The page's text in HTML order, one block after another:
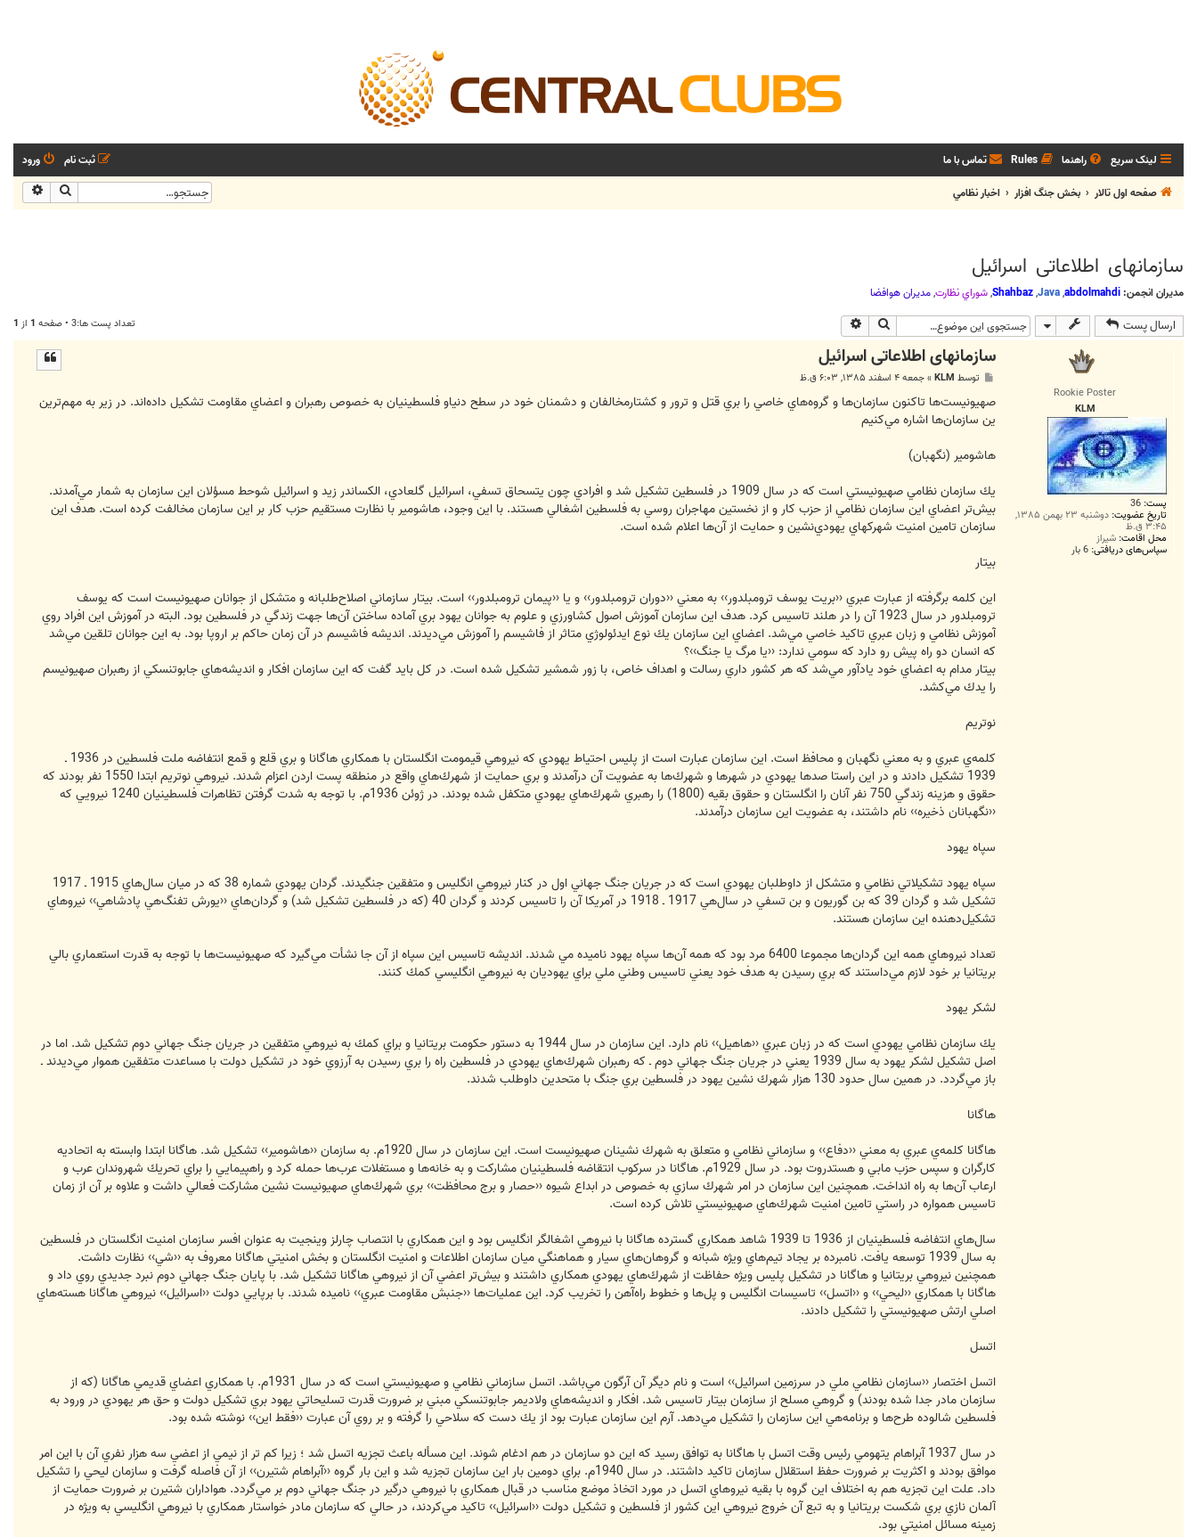
لینک سریع راهنما Rules تماس با ما ورود
ثبت نام
صفحه اول تالار
بخش جنگ افزار اخبار نظامي جستجو
سازمانهای اطلاعاتی اسرائیل
مدیران انجمن: abdolmahdi
,
Java
,
Shahbaz
,شوراي نظارت,مديران هوافضا
ارسال پست جستجو تعداد پست ها:3 • صفحه 1 از 1
Rookie Poster
KLM
پست: 36
تاریخ عضویت: دوشنبه ۲۳ بهمن ۱۳۸۵,
۳:۴۵ ق.ظ
محل اقامت: شيراز
سپاس‌های دریافتی: 6 بار
سازمانهای اطلاعاتی اسرائیل
ت
توسط KLM
»جمعه ۴ اسفند ۱۳۸۵, ۶:۰۳ ق.ظ
صهيونيست‌ها تاكنون سازمان‌ها و گروه‌هاي خاصي را بري قتل و ترور و كشتارمخالفان و دشمنان خود در سطح دنیاو فلسطينيان به خصوص رهبران و اعضاي مقاومت تشكيل داده‌اند. در زير به مهم‌ترين
ين سازمان‌ها اشاره مي‌كنيم
هاشومير (نگهبان)
يك سازمان نظامي صهيونيستي است كه در سال 1909 در فلسطين تشكيل شد و افرادي چون يتسحاق تسفي، اسرائيل گلعادي، الكساندر زيد و اسرائيل شوحط مسؤلان اين سازمان به شمار مي‌آمدند.
بيش‌تر اعضاي اين سازمان نظامي از حزب كار و از نخستين مهاجران روسي به فلسطين اشغالي هستند. با اين وجود، هاشومير با نظارت مستقيم حزب كار بر اين سازمان مخالفت كرده است. هدف اين
سازمان تامين امنيت شهركهاي‌ يهودي‌نشين و حمايت از آن‌ها اعلام شده است.
بيتار
اين كلمه برگرفته از عبارت عبري ‹‹بريت يوسف ترومبلدور›› به معني ‹‹دوران ترومبلدور›› و يا ‹‹پيمان ترومبلدور›› است. بيتار سازماني اصلاح‌طلبانه و متشكل از جوانان صهيونيست است كه يوسف
ترومبلدور در سال 1923 آن را در هلند تاسيس كرد. هدف اين سازمان آموزش اصول كشاورزي و علوم به جوانان يهود بري آماده ساختن آن‌ها جهت زندگي در فلسطين بود. البته در آموزش اين افراد روي
آموزش نظامي و زبان عبري تاكيد خاصي مي‌شد. اعضاي اين سازمان يك نوع ايدئولوژي متاثر از فاشيسم را آموزش مي‌ديدند. انديشه فاشيسم در آن زمان حاكم بر اروپا بود. به اين جوانان تلقين مي‌شد
كه انسان دو راه پيش رو دارد كه سومي ندارد: ‹‹يا مرگ يا جنگ››؟
بيتار مدام به اعضاي خود يادآور مي‌شد كه هر كشور داري رسالت و اهداف خاص، با زور شمشير تشكيل شده است. در كل بايد گفت كه اين سازمان افكار و انديشه‌هاي جابوتنسكي از رهبران صهيونيسم
را يدك مي‌كشد.
نوتريم
كلمه‌ي عبري و به معني نگهبان و محافظ است. اين سازمان عبارت است از پليس احتياط يهودي كه نيروهي قيمومت انگلستان با همكاري هاگانا و بري قلع و قمع انتفاضه ملت فلسطين در 1936 ـ
1939 تشكيل دادند و در اين راستا صدها يهودي در شهر‌ها و شهرك‌ها به عضويت آن درآمدند و بري حمايت از شهرك‌هاي واقع در منطقه پست اردن اعزام شدند. نيروهي نوتريم ابتدا 1550 نفر بودند كه
حقوق و هزينه زندگي 750 نفر آنان را انگلستان و حقوق بقيه (1800) را رهبري شهرك‌هاي يهودي متكفل شده بودند. در ژوئن 1936م. با توجه به شدت گرفتن تظاهرات فلسطينيان 1240 نيرويي كه
‹‹نگهبانان ذخيره›› نام داشتند، به عضويت اين سازمان درآمدند.
سپاه يهود
سپاه يهود تشكيلاتي نظامي و متشكل از داوطلبان يهودي است كه در جريان جنگ جهاني اول در كنار نيروهي انگليس و متفقين جنگيدند. گردان يهودي شماره 38 كه در ميان سال‌هاي 1915 ـ 1917
تشكيل شد و گردان 39 كه بن گوريون و بن تسفي در سال‌هي 1917 ـ 1918 در آمريكا آن را تاسيس كردند و گردان 40 (كه در فلسطين تشكيل شد) و گردان‌هاي ‹‹يورش تفنگ‌هي پادشاهي›› نيروهاي
تشكيل‌دهنده اين سازمان هستند.
تعداد نيروهاي همه اين گردان‌ها مجموعا 6400 مرد بود كه همه آن‌ها سپاه يهود ناميده مي شدند. انديشه تاسيس اين سپاه از آن جا نشأت مي‌گيرد كه صهيونيست‌ها با توجه به قدرت استعماري بالي
بريتانيا بر خود لازم مي‌داستند كه بري رسيدن به هدف خود يعني تاسيس وطني ملي براي يهوديان به نيروهي انگليسي كمك كنند.
لشكر يهود
يك سازمان نظامي يهودي است كه در زبان عبري ‹‹هاهيل›› نام دارد. اين سازمان در سال 1944 به دستور حكومت بريتانيا و براي كمك به نيروهي متفقين در جريان جنگ جهاني دوم تشكيل شد. اما در
اصل تشكيل لشكر يهود به سال 1939 يعني در جريان جنگ جهاني دوم ـ كه رهبران شهرك‌هاي يهودي در فلسطين راه را بري رسيدن به آرزوي خود در تشكيل دولت با مساعدت متفقين هموار مي‌ديدند ـ
باز مي‌گردد. در همين سال حدود 130 هزار شهرك‌ نشين يهود در فلسطين بري جنگ با متحدين داوطلب شدند.
هاگانا
هاگانا كلمه‌ي عبري به معني ‹‹دفاع›› و سازماني نظامي و متعلق به شهرك ‌نشينان صهيونيست است. اين سازمان در سال 1920م. به سازمان ‹‹هاشومير›› تشكيل شد. هاگانا ابتدا وابسته به اتحاديه
كارگران و سپس حزب مابي و هستدروت بود. در سال 1929م. هاگانا در سركوب انتقاضه فلسطينيان مشاركت و به خانه‌ها و مستغلات عرب‌ها حمله كرد و راهپيمايي را براي تحريك شهروندان عرب و
ارعاب آن‌ها به راه انداخت. همچنين اين سازمان در امر شهرك ‌سازي به خصوص در ابداع شيوه ‹‹حصار و برج محافظت›› بري شهرك‌هاي صهيونيست ‌نشين مشاركت فعالي داشت و علاوه بر آن از زمان
تاسيس همواره در راستي تامين امنيت شهرك‌هاي صهيونيستي تلاش كرده است.
سال‌هاي انتفاضه فلسطينيان از 1936 تا 1939 شاهد همكاري گسترده هاگانا با نيروهي اشغالگر انگليس بود و اين همكاري با انتصاب چارلز وينجيت به عنوان افسر سازمان امنيت انگلستان در فلسطين
به سال 1939 توسعه يافت. نامبرده بر يجاد تيم‌هاي ويژه شبانه و گروهان‌هاي سيار و هماهنگي ميان سازمان اطلاعات و امنيت انگلستان و بخش امنيتي هاگانا معروف به ‹‹شي›› نظارت داشت.
همچنين‌ نيروهي بريتانيا و هاگانا در تشكيل پليس ويژه حفاظت از شهرك‌هاي يهودي همكاري داشتند و بيش‌تر اعضي آن از نيروهي هاگانا تشكيل شد. با پايان جنگ جهاني دوم نبرد جديدي روي داد و
هاگانا با همكاري ‹‹ليحي›› و ‹‹اتسل›› تاسيسات انگليس و پل‌ها و خطوط راه‌آهن را تخريب كرد. اين عمليات‌ها ‹‹جنبش مقاومت عبري›› ناميده شدند. با برپايي دولت ‹‹اسرائيل›› نيروهي هاگانا هسته‌هاي
اصلي ارتش صهيونيستي را تشكيل دادند.
اتسل
اتسل اختصار ‹‹سازمان نظامي ملي در سرزمين اسرائيل›› است و نام ديگر آن آرگون مي‌باشد. اتسل سازماني نظامي و صهيونيستي است كه در سال 1931م. با همكاري اعضاي قديمي هاگانا (كه از
سازمان مادر جدا شده بودند) و گروهي مسلح از سازمان بيتار تاسيس شد. افكار و انديشه‌هاي ولاديمر جابوتنسكي مبني بر ضرورت قدرت تسليحاتي يهود بري تشكيل دولت و حق هر يهودي در ورود به
فلسطين شالوده طرح‌ها و برنامه‌هي اين سازمان را تشكيل مي‌دهد. آرم اين سازمان عبارت بود از يك دست كه سلاحي را گرفته و بر روي آن عبارت ‹‹فقط اين›› نوشته شده بود.
در سال 1937 آبراهام يتهومي رئيس وقت اتسل با هاگانا به توافق رسيد كه اين دو سازمان در هم ادغام شوند. اين مسأله باعث تجزيه اتسل شد ؛ زيرا كم ‌تر از نيمي از اعضي سه هزار نفري آن با اين امر
موافق بودند و اكثريت بر ضرورت حفظ استقلال سازمان تاكيد داشتند. در سال 1940م. براي دومين بار اين سازمان تجزيه شد و اين بار گروه ‹‹آبراهام شتيرن›› از آن فاصله گرفت و سازمان ليحي را تشكيل
داد. علت اين تجزيه هم به اختلاف اين گروه با بقيه نيروهاي اتسل در مورد اتخاذ موضع مناسب در قبال همكاري با نيروهي درگير در جنگ جهاني دوم بر مي‌گردد. هواداران شتيرن بر ضرورت حمايت از
آلمان نازي بري شكست بريتانيا و به تبع آن خروج نيروهي اين كشور از فلسطين و تشكيل دولت ‹‹اسرائيل›› تاكيد مي‌كردند، در حالي كه سازمان مادر خواستار همكاري با نيروهي انگليسي به ويژه در
زمينه مسائل امنيتي بود.